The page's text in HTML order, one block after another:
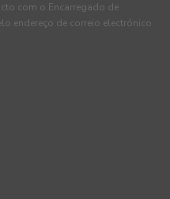
com o Encarregado de
endereço de correio electrónico